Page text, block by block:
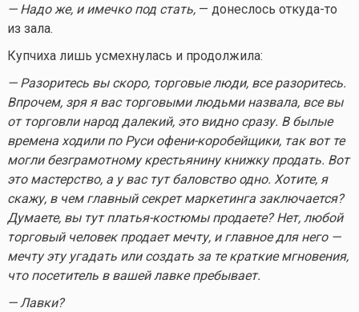
— Надо же, и имечко под стать,— донеслось откуда-то
из зала.
Купчиха лишь усмехнулась и продолжила:
— Разоритесь вы скоро, торговые люди, все разоритесь.
Впрочем, зря я вас торговыми людьми назвала, все вы
от торговли народ далекий, это видно сразу. В былые
времена ходили по Руси офени-коробейщики, так вот те
могли безграмотному крестьянину книжку продать. Вот
это мастерство, а у вас тут баловство одно. Хотите, я
скажу, в чем главный секрет маркетинга заключается?
Думаете, вы тут платья-костюмы продаете? Нет, любой
торговый человек продает мечту, и главное для него —
мечту эту угадать или создать за те краткие мгновения,
что посетитель в вашей лавке пребывает.
— Лавки?